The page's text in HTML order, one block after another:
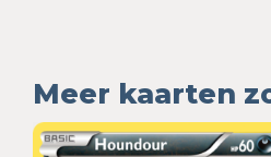
Meer kaarten